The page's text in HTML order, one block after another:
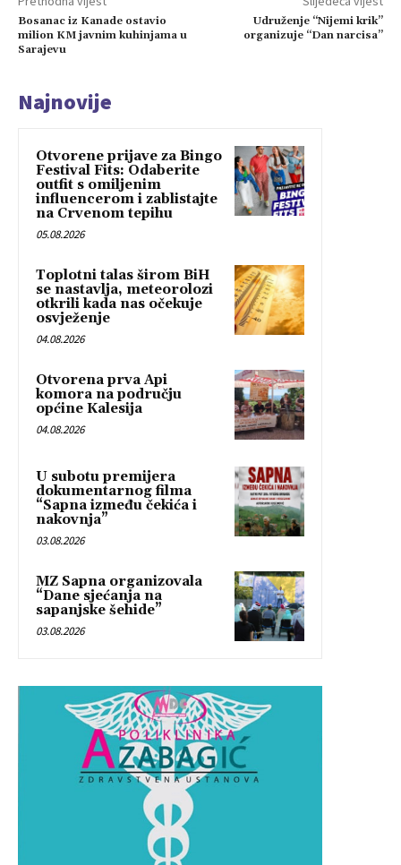
Bosanac iz Kanade ostavio
milion KM javnim kuhinjama u
Sarajevu
Udruženje “Nijemi krik”
organizuje “Dan narcisa”
Najnovije
Otvorene prijave za Bingo
Festival Fits: Odaberite
outfit s omiljenim
influencerom i zablistajte
na Crvenom tepihu
05.08.2026
Toplotni talas širom BiH
se nastavlja, meteorolozi
otkrili kada nas očekuje
osvježenje
04.08.2026
Otvorena prva Api
komora na području
općine Kalesija
04.08.2026
U subotu premijera
dokumentarnog filma
“Sapna između čekića i
nakovnja”
03.08.2026
MZ Sapna organizovala
“Dane sjećanja na
sapanjske šehide”
03.08.2026